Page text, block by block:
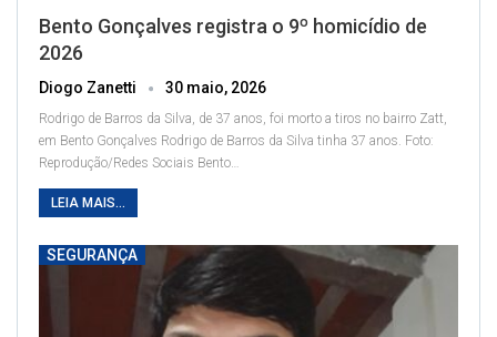
Bento Gonçalves registra o 9º homicídio de
2026
Diogo Zanetti 30 maio, 2026
Rodrigo de Barros da Silva, de 37 anos, foi morto a tiros no bairro Zatt,
em Bento Gonçalves Rodrigo de Barros da Silva tinha 37 anos. Foto:
Reprodução/Redes Sociais Bento…
LEIA MAIS...
SEGURANÇA